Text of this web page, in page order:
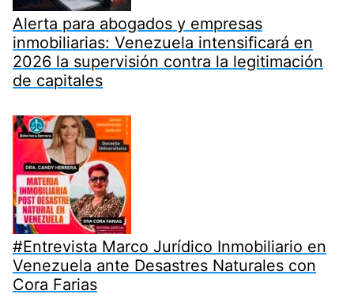
Alerta para abogados y empresas
inmobiliarias: Venezuela intensificará en
2026 la supervisión contra la legitimación
de capitales
#Entrevista Marco Jurídico Inmobiliario en
Venezuela ante Desastres Naturales con
Cora Farias